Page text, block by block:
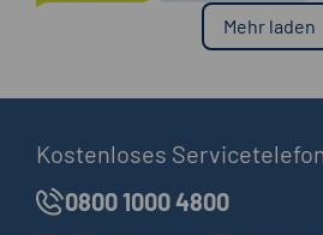
Mehr laden
Kostenloses
0800 1000 4800